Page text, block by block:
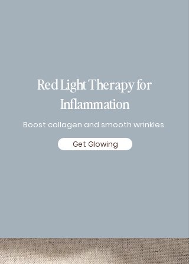
Red Light Therapy for
Inflammation
Boost collagen and smooth wrinkles.
Get Glowing
Blue Light Therapy for